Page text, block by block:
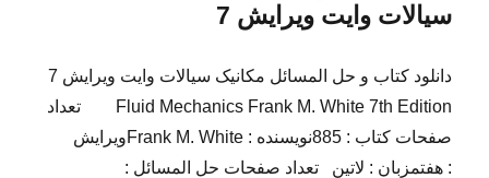
سیالات وایت ویرایش 7
دانلود کتاب و حل المسائل مکانیک سیالات وایت ویرایش 7
Fluid Mechanics Frank M. White 7th Edition تعداد
صفحات کتاب : 885نویسنده : Frank M. Whiteویرایش
: هفتمزبان : لاتین تعداد صفحات حل المسائل :